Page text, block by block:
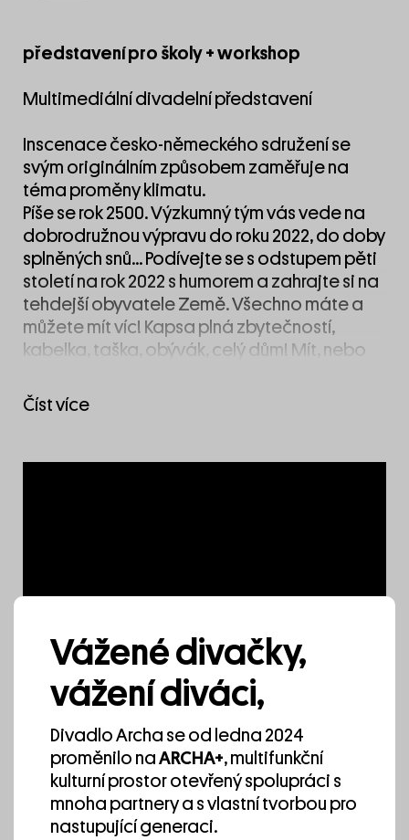
Vážené divačky,
vážení diváci,
Divadlo Archa se od ledna 2024
proměnilo naARCHA+, multifunkční
kulturní prostor otevřený spolupráci s
mnoha partnery a s vlastní tvorbou pro
nastupující generaci.
představení pro školy + workshop
Multimediální divadelní představení
Inscenace česko-německého sdružení se
svým originálním způsobem zaměřuje na
téma proměny klimatu.
Píše se rok 2500. Výzkumný tým vás vede na
dobrodružnou výpravu do roku 2022, do doby
splněných snů… Podívejte se s odstupem pěti
století na rok 2022 s humorem a zahrajte si na
tehdejší obyvatele Země. Všechno máte a
můžete mít víc! Kapsa plná zbytečností,
kabelka, taška, obývák, celý dům! Mít, nebo
nevinné oběti, nebo bezohlední
zbývá? Odpad nebo poklad? Co Vánoce? Už
Koncept: Linda Straub, Mathias Straub, Philipp
Schenker, Heda Bayer, Teresa Weiser
Režie: Linda Straub
Scéna a videoprojekce: Mathias Straub
Kostýmy: Barbora Burdová
Účinkují: Linda Straub, Philipp Schenker, Heda
Bayer
Hudba: Myko
Světelný design: Michal Hór Horáček
Číst více
1/ 10
Spielraum Kollektiv – Zbytečnosti